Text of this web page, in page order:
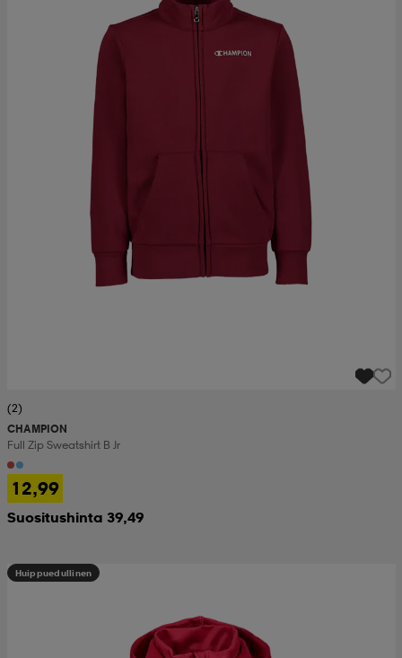
(2)
CHAMPION
Full Zip Sweatshirt B Jr
12,99
Suositushinta 39,49
Huippuedullinen